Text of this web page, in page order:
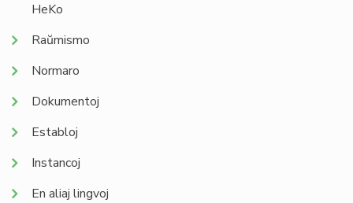
HeKo
Raŭmismo
Normaro
Dokumentoj
Establoj
Instancoj
En aliaj lingvoj